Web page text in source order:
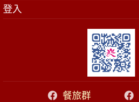
登入
餐旅群